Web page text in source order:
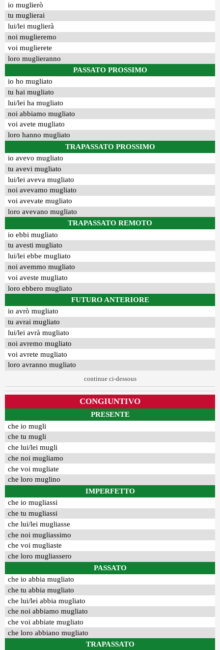
io muglierò
tu muglierai
lui/lei muglierà
noi muglieremo
voi muglierete
loro muglieranno
PASSATO PROSSIMO
io ho mugliato
tu hai mugliato
lui/lei ha mugliato
noi abbiamo mugliato
voi avete mugliato
loro hanno mugliato
TRAPASSATO PROSSIMO
io avevo mugliato
tu avevi mugliato
lui/lei aveva mugliato
noi avevamo mugliato
voi avevate mugliato
loro avevano mugliato
TRAPASSATO REMOTO
io ebbi mugliato
tu avesti mugliato
lui/lei ebbe mugliato
noi avemmo mugliato
voi aveste mugliato
loro ebbero mugliato
FUTURO ANTERIORE
io avrò mugliato
tu avrai mugliato
lui/lei avrà mugliato
noi avremo mugliato
voi avrete mugliato
loro avranno mugliato
continue ci-dessous
CONGIUNTIVO
PRESENTE
che io mugli
che tu mugli
che lui/lei mugli
che noi mugliamo
che voi mugliate
che loro muglino
IMPERFETTO
che io mugliassi
che tu mugliassi
che lui/lei mugliasse
che noi mugliassimo
che voi mugliaste
che loro mugliassero
PASSATO
che io abbia mugliato
che tu abbia mugliato
che lui/lei abbia mugliato
che noi abbiamo mugliato
che voi abbiate mugliato
che loro abbiano mugliato
TRAPASSATO